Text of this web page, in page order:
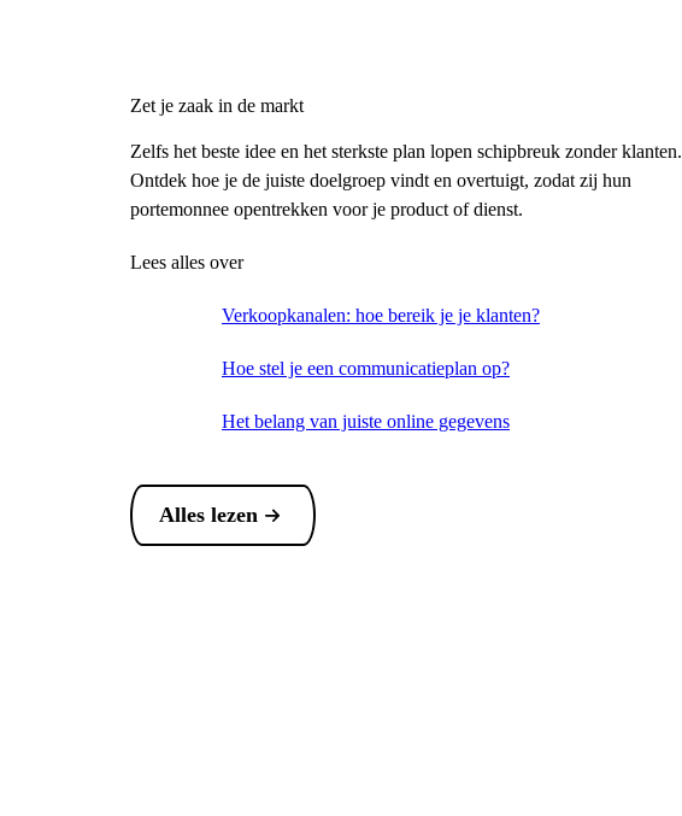
Zet je zaak in de markt
Zelfs het beste idee en het sterkste plan lopen schipbreuk zonder klanten.
Ontdek hoe je de juiste doelgroep vindt en overtuigt, zodat zij hun
portemonnee opentrekken voor je product of dienst.
Lees alles over
Verkoopkanalen: hoe bereik je je klanten?
Hoe stel je een communicatieplan op?
Het belang van juiste online gegevens
Alles lezen